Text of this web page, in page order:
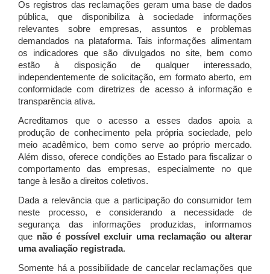
Os registros das reclamações geram uma base de dados
pública, que disponibiliza à sociedade informações
relevantes sobre empresas, assuntos e problemas
demandados na plataforma. Tais informações alimentam
os indicadores que são divulgados no site, bem como
estão à disposição de qualquer interessado,
independentemente de solicitação, em formato aberto, em
conformidade com diretrizes de acesso à informação e
transparência ativa.
Acreditamos que o acesso a esses dados apoia a
produção de conhecimento pela própria sociedade, pelo
meio acadêmico, bem como serve ao próprio mercado.
Além disso, oferece condições ao Estado para fiscalizar o
comportamento das empresas, especialmente no que
tange à lesão a direitos coletivos.
Dada a relevância que a participação do consumidor tem
neste processo, e considerando a necessidade de
segurança das informações produzidas, informamos
que não é possível excluir uma reclamação ou alterar
uma avaliação registrada.
Somente há a possibilidade de cancelar reclamações que